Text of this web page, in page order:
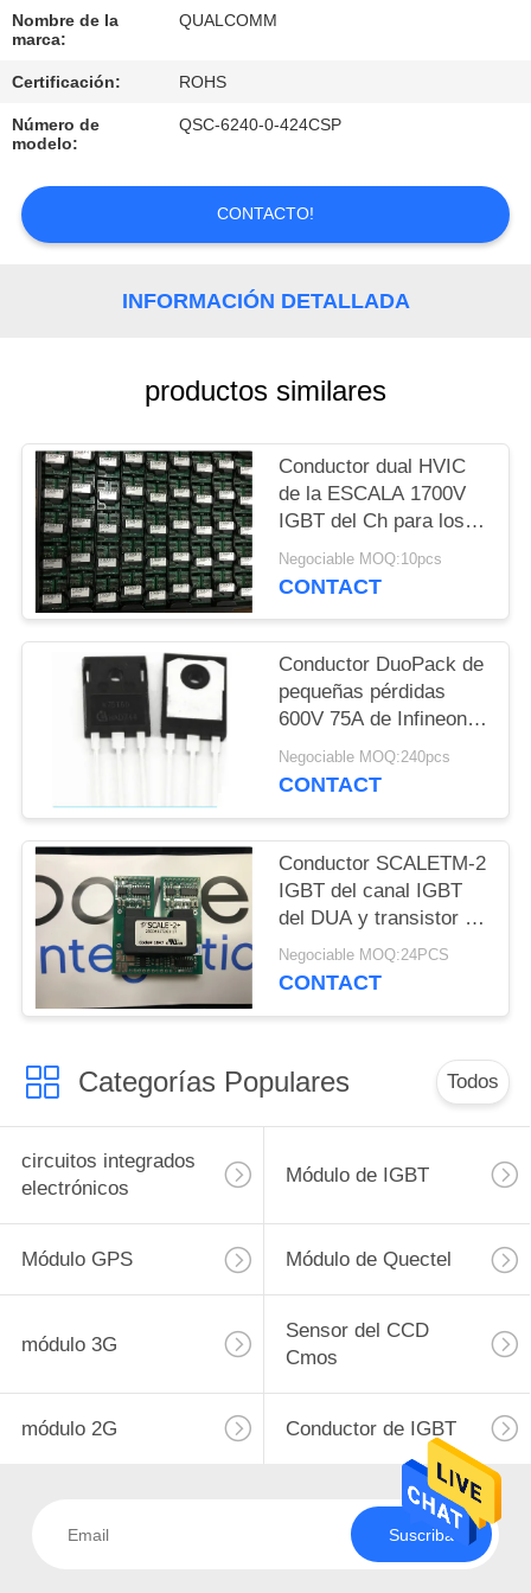
LA
FÁBRICA
CONTROL
DE
CALIDAD
DEL
SITIO
POLÍTICAS
DE
PRIVACIDAD
Nombre de la
marca:
QUALCOMM
Certificación: ROHS
Número de
modelo:
QSC-6240-0-424CSP
CONTACTO!
INFORMACIÓN DETALLADA
productos similares
Conductor dual HVIC
de la ESCALA 1700V
IGBT del Ch para los
módulos
2SC0108T2G0-17 de la
Negociable MOQ:10pcs
CONTACT
Conductor DuoPack de
pequeñas pérdidas
600V 75A de Infineon
IGBT con el diodo
paralelo anti en TO-247
Negociable MOQ:240pcs
CONTACT
Conductor SCALETM-2
IGBT del canal IGBT
del DUA y transistor de
la base IGBT del
conductor del MOSFET
Negociable MOQ:24PCS
CONTACT
Categorías Populares Todos
circuitos integrados
electrónicos
Módulo de IGBT
Módulo GPS Módulo de Quectel
módulo 3G
Sensor del CCD
Cmos
módulo 2G Conductor de IGBT
Suscriba